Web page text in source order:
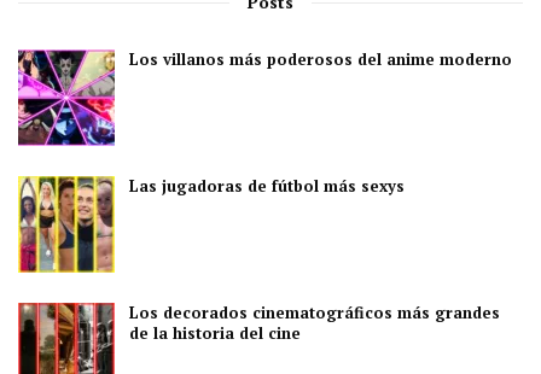
Los villanos más poderosos del anime moderno
Las jugadoras de fútbol más sexys
Los decorados cinematográficos más grandes
de la historia del cine